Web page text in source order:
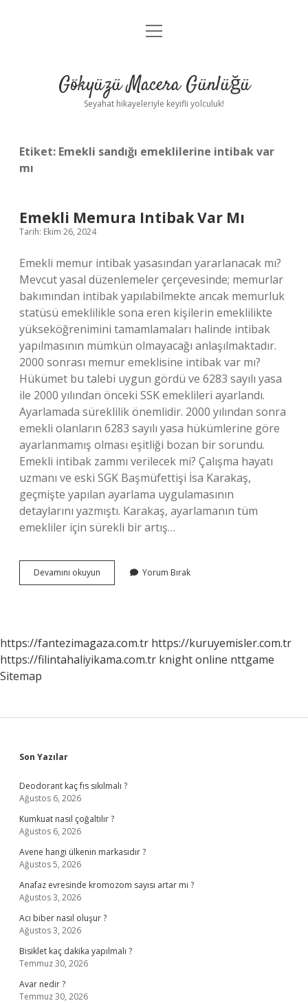
Anasayfa
Yasal Uyarı
menüyü
Gökyüzü Macera Günlüğü
Seyahat hikayeleriyle keyifli yolculuk!
Etiket: Emekli sandığı emeklilerine intibak var
mı
Emekli Memura Intibak Var Mı
Tarih: Ekim 26, 2024
Emekli memur intibak yasasından yararlanacak mı?
Mevcut yasal düzenlemeler çerçevesinde; memurlar
bakımından intibak yapılabilmekte ancak memurluk
statüsü emeklilikle sona eren kişilerin emeklilikte
yükseköğrenimini tamamlamaları halinde intibak
yapılmasının mümkün olmayacağı anlaşılmaktadır.
2000 sonrası memur emeklisine intibak var mı?
Hükümet bu talebi uygun gördü ve 6283 sayılı yasa
ile 2000 yılından önceki SSK emeklileri ayarlandı.
Ayarlamada süreklilik önemlidir. 2000 yılından sonra
emekli olanların 6283 sayılı yasa hükümlerine göre
ayarlanmamış olması eşitliği bozan bir sorundu.
Emekli intibak zammı verilecek mi? Çalışma hayatı
uzmanı ve eski SGK Başmüfettişi İsa Karakaş,
geçmişte yapılan ayarlama uygulamasının
detaylarını yazmıştı. Karakaş, ayarlamanın tüm
emekliler için sürekli bir artış…
Devamını okuyun
Memura
Yorum Bırak
https://fantezimagaza.com.tr https://kuruyemisler.com.tr
https://filintahaliyikama.com.tr knight online nttgame
Sitemap
Sidebar
Son Yazılar
Deodorant kaç fıs sıkılmalı ?
Ağustos 6, 2026
Kumkuat nasıl çoğaltılır ?
Ağustos 6, 2026
Avene hangi ülkenin markasıdır ?
Ağustos 5, 2026
Anafaz evresinde kromozom sayısı artar mı ?
Ağustos 3, 2026
Acı biber nasıl oluşur ?
Ağustos 3, 2026
Bisiklet kaç dakika yapılmalı ?
Temmuz 30, 2026
Avar nedir ?
Temmuz 30, 2026